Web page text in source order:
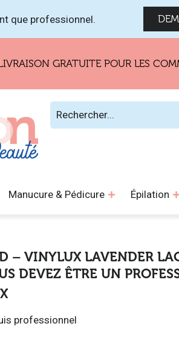
que professionnel.
GRATUITE POUR LES
Manucure & Pédicure Épilation
– VINYLUX LAVENDER
DEVEZ ÊTRE UN
professionnel